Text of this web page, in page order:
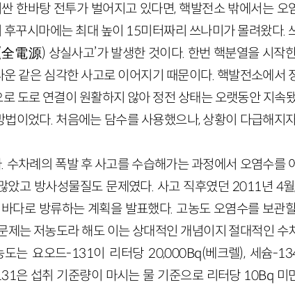
한바탕 전투가 벌어지고 있다면, 핵발전소 밖에서는 오
꾸시마에는 최대 높이 15미터짜리 쓰나미가 몰려왔다.
電源) 상실사고’가 발생한 것이다. 한번 핵분열을 시작
같은 심각한 사고로 이어지기 때문이다. 핵발전소에서
도로 연결이 원활하지 않아 정전 상태는 오랫동안 지속
이었다. 처음에는 담수를 사용했으나, 상황이 다급해지
차례의 폭발 후 사고를 수습해가는 과정에서 오염수를
았고 방사성물질도 문제였다. 사고 직후였던 2011년 4
다로 방류하는 계획을 발표했다. 고농도 오염수를 보관
제는 저농도라 해도 이는 상대적인 개념이지 절대적인 수
는 요오드-131이 리터당 20,000Bq(베크렐), 세슘-
은 섭취 기준량이 마시는 물 기준으로 리터당 10Bq 미